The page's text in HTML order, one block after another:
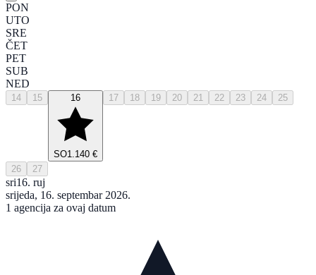
PON
UTO
SRE
ČET
PET
SUB
NED
14 15 16
SO1.140 €
17 18 19 20 21 22 23 24 25
26 27
sri16. ruj
srijeda, 16. septembar 2026.
1 agencija za ovaj datum